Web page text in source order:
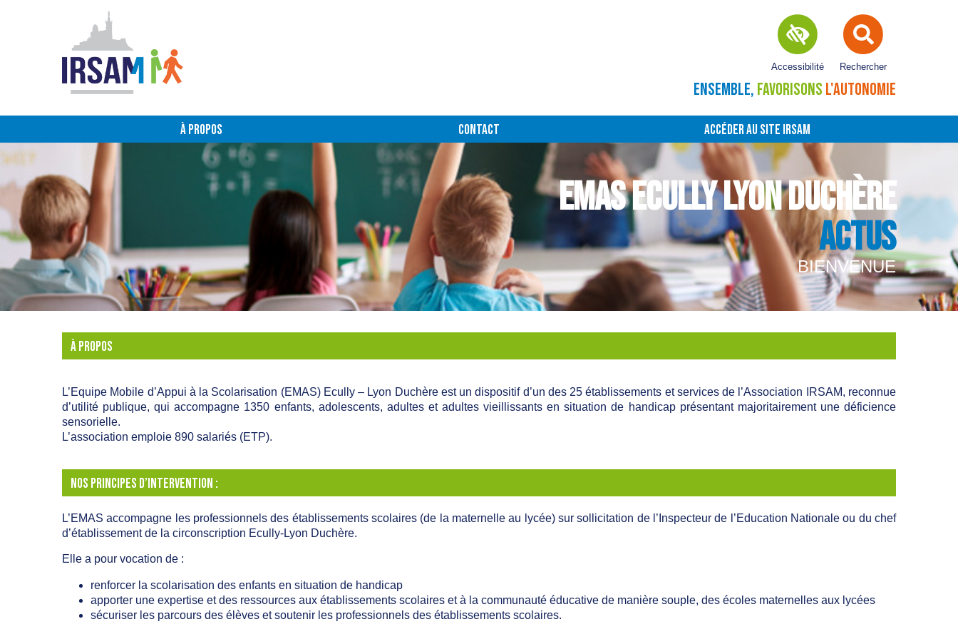
Rechercher
Accessibilité
ENSEMBLE, FAVORISONS L'AUTONOMIE
À PROPOS CONTACT ACCÉDER AU SITE IRSAM
EMAS ECULLY LYON DUCHÈRE
ACTUS
BIENVENUE
À PROPOS
L’Equipe Mobile d’Appui à la Scolarisation (EMAS) Ecully – Lyon Duchère est un dispositif d’un des 25 établissements et services de l’Association IRSAM, reconnue
d’utilité publique, qui accompagne 1350 enfants, adolescents, adultes et adultes vieillissants en situation de handicap présentant majoritairement une déficience
sensorielle.
L’association emploie 890 salariés (ETP).
NOS PRINCIPES D’INTERVENTION :
L’EMAS accompagne les professionnels des établissements scolaires (de la maternelle au lycée) sur sollicitation de l’Inspecteur de l’Education Nationale ou du chef
d’établissement de la circonscription Ecully-Lyon Duchère.
Elle a pour vocation de :
renforcer la scolarisation des enfants en situation de handicap
apporter une expertise et des ressources aux établissements scolaires et à la communauté éducative de manière souple, des écoles maternelles aux lycées
sécuriser les parcours des élèves et soutenir les professionnels des établissements scolaires.